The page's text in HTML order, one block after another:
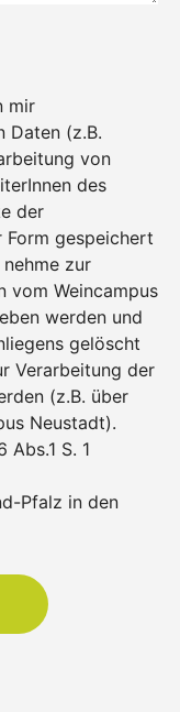
mir
Daten (z.B.
von
des
der
Form gespeichert
zur
vom Weincampus
werden und
gelöscht
Verarbeitung der
(z.B. über
Neustadt).
S. 1
Pfalz in den